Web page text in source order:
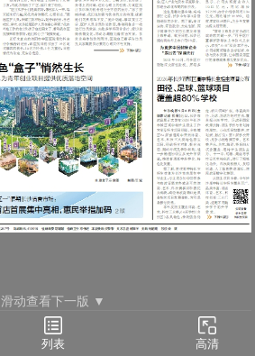
滑动查看下一版 ▼
要闻(02)
列表 高清